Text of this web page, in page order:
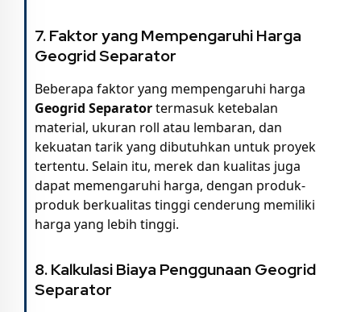
7. Faktor yang Mempengaruhi Harga
Geogrid Separator
Beberapa faktor yang mempengaruhi harga
Geogrid Separatortermasuk ketebalan
material, ukuran roll atau lembaran, dan
kekuatan tarik yang dibutuhkan untuk proyek
tertentu. Selain itu, merek dan kualitas juga
dapat memengaruhi harga, dengan produk-
produk berkualitas tinggi cenderung memiliki
harga yang lebih tinggi.
8. Kalkulasi Biaya Penggunaan Geogrid
Separator